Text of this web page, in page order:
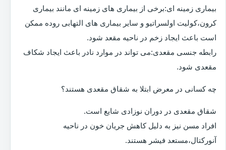
بیماری زمینه ای:برخی از بیماری های زمینه ای مانند بیماری
کرون،کولیت اولسراتیو و سایر بیماری های التهابی روده ممکن
است باعث ایجاد زخم در ناحیه مقعد شود.
رابطه جنسی مقعدی:می تواند در موارد نادر باعث ایجاد شکاف
مقعدی شود.
چه کسانی در معرض ابتلا به شقاق مقعدی هستند؟
شقاق مقعدی در دوران نوزادی شایع است.
افراد مسن نیز به دلیل کاهش جریان خون در ناحیه
آنورکتال،مستعد فیشر هستند.